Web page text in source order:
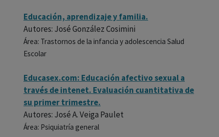
Educación, aprendizaje y familia.
Autores: José González Cosimini
Área: Trastornos de la infancia y adolescencia Salud
Escolar
Educasex.com: Educación afectivo sexual a
través de intenet. Evaluación cuantitativa de
su primer trimestre.
Autores: José A. Veiga Paulet
Área: Psiquiatría general